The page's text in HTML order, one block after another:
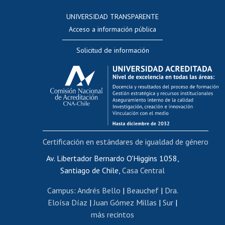
Evaluación docente
Calificación académica
Postulación al AUCAI
Funcionarias/os
Cursos internos de capacitación
Bienestar del personal
Portal de movilidad interna
Certificado de renta
Certificado de renta honorarios
Editar páginas blancas
Extranjeras/os
UNIVERSIDAD TRANSPARENTE
Acceso a información pública
Solicitud de información
Av. Libertador Bernardo O'Higgins 1058,
Santiago de Chile, Casa Central
Campus: Andrés Bello | Beauchef| Dra.
Eloísa Díaz | Juan Gómez Millas | Sur |
más recintos
Certificación en estándares de igualdad de género